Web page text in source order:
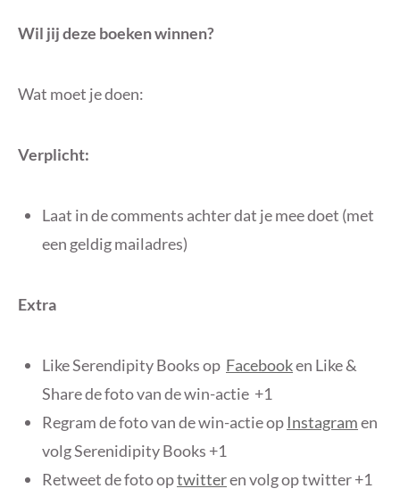
Wil jij deze boeken winnen?
Wat moet je doen:
Verplicht:
Laat in de comments achter dat je mee doet (met
een geldig mailadres)
Extra
Like Serendipity Books op Facebooken Like &
Share de foto van de win-actie +1
Regram de foto van de win-actie op Instagramen
volg Serenidipity Books +1
Retweet de foto optwitteren volg op twitter +1